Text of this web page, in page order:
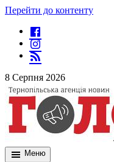
Перейти до контенту
8 Серпня 2026
Меню